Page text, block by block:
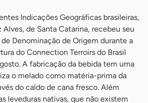
Indicações Geográficas brasileiras,
Alves, de Santa Catarina, recebeu seu
Denominação de Origem durante a
do Connection Terroirs do Brasil
A fabricação da bebida tem uma
o melado como matéria-prima da
do caldo de cana fresco. Além
leveduras nativas, que não existem